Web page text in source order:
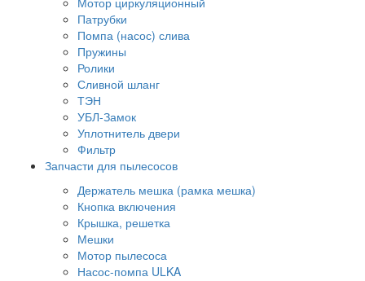
Патрубки
Помпа (насос) слива
Пружины
Ролики
Сливной шланг
ТЭН
УБЛ-Замок
Уплотнитель двери
Фильтр
Запчасти для пылесосов
Держатель мешка (рамка мешка)
Кнопка включения
Крышка, решетка
Мешки
Мотор пылесоса
Насос-помпа ULKA